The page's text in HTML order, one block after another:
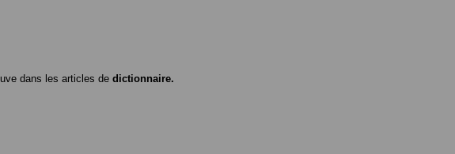
dans les articles de dictionnaire.